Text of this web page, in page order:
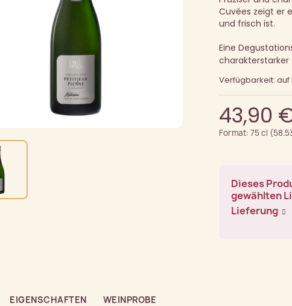
Cuvées zeigt er
und frisch ist.
Eine
charakterstarker
Verfügbarkeit: auf
43,90
Format: 75 cl
Dieses
gewählten
Lieferung
EIGENSCHAFTEN WEINPROBE